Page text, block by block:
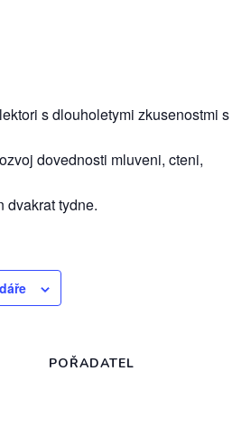
s dlouholetymi zkusenostmi s
dovednosti mluveni, cteni,
dvakrat tydne.
POŘADATEL